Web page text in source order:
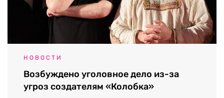
НОВОСТИ
Возбуждено уголовное дело из-за
угроз создателям «Колобка»